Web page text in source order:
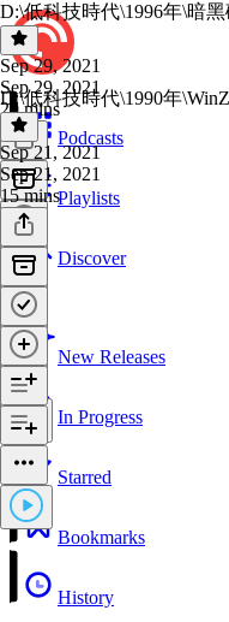
Podcasts
Playlists
Discover
New Releases
In Progress
Starred
Bookmarks
History
D:\低科技時代\1996年\暗
Sep 29, 2021
Sep 29, 2021
20 mins
D:\低科技時代\1990年
Sep 21, 2021
Sep 21, 2021
15 mins